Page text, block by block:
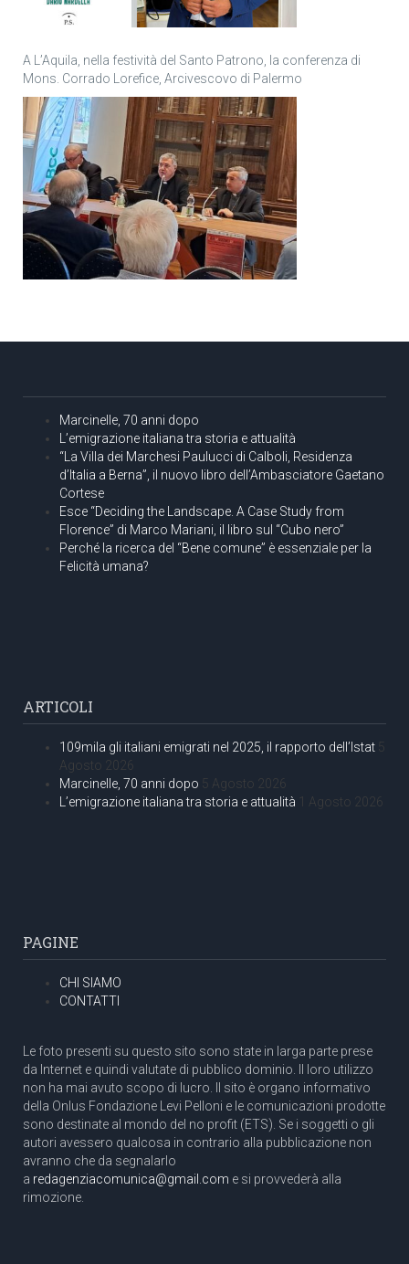
A L’Aquila, nella festività del Santo Patrono, la conferenza di
Mons. Corrado Lorefice, Arcivescovo di Palermo
Marcinelle, 70 anni dopo
L’emigrazione italiana tra storia e attualità
“La Villa dei Marchesi Paulucci di Calboli, Residenza
d’Italia a Berna”, il nuovo libro dell’Ambasciatore Gaetano
Cortese
Esce “Deciding the Landscape. A Case Study from
Florence” di Marco Mariani, il libro sul “Cubo nero”
Perché la ricerca del “Bene comune” è essenziale per la
Felicità umana?
ARTICOLI
109mila gli italiani emigrati nel 2025, il rapporto dell’Istat 5
Agosto 2026
Marcinelle, 70 anni dopo 5 Agosto 2026
L’emigrazione italiana tra storia e attualità 1 Agosto 2026
PAGINE
CHI SIAMO
CONTATTI
Le foto presenti su questo sito sono state in larga parte prese
da Internet e quindi valutate di pubblico dominio. Il loro utilizzo
non ha mai avuto scopo di lucro. Il sito è organo informativo
della Onlus Fondazione Levi Pelloni e le comunicazioni prodotte
sono destinate al mondo del no profit (ETS). Se i soggetti o gli
autori avessero qualcosa in contrario alla pubblicazione non
avranno che da segnalarlo
a redagenziacomunica@gmail.com e si provvederà alla
rimozione.